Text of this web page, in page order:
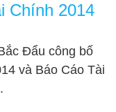
Chính 2014
Đẩu công bố
và Báo Cáo Tài